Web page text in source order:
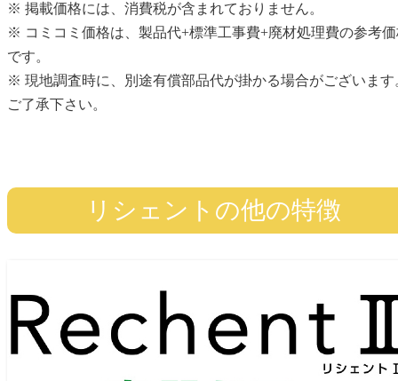
※ 掲載価格には、消費税が含まれておりません。
※ コミコミ価格は、製品代+標準工事費+廃材処理費の参考
です。
※ 現地調査時に、別途有償部品代が掛かる場合がございます
ご了承下さい。
リシェントの他の特徴